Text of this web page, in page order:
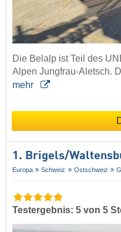
Die Belalp ist Teil des
Alpen Jungfrau-Aletsch.
mehr
1. Brigels/​
Europa Schweiz Ostschweiz
Testergebnis: 5 von 5